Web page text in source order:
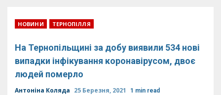
НОВИНИ ТЕРНОПІЛЛЯ
На Тернопільщині за добу виявили 534 нові
випадки інфікування коронавірусом, двоє
людей померло
Антоніна Коляда 25 Березня, 2021 1 min read